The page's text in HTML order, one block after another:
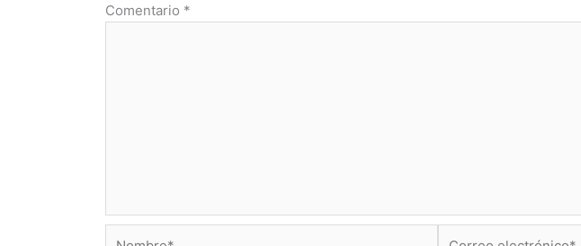
Comentario *